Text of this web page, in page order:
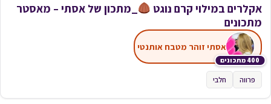
אקלרים במילוי קרם נוגט
_מתכון של אסתי – מאסטר
מתכונים
400 מתכונים
אסתי זוהר מטבח אותנטי
פרווה חלבי